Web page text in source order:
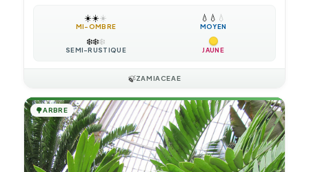
☀️☀️☀️
MI-OMBRE
💧 💧 💧
MOYEN
❄️❄️❄️
SEMI-RUSTIQUE JAUNE
🍃ZAMIACEAE
🌳ARBRE